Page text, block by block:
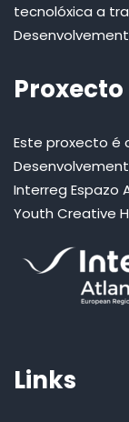
tecnolóxica a
Proxecto
Este proxecto é
Interreg
Youth Creative
Links